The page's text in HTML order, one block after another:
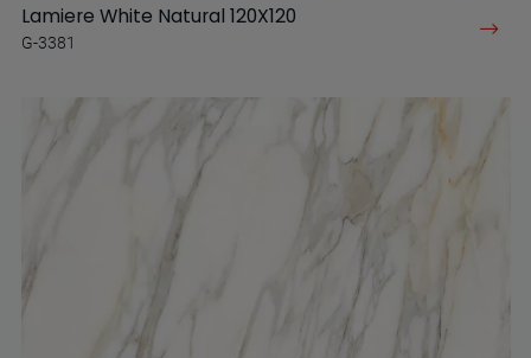
Lamiere White Natural 120X120
G-3381